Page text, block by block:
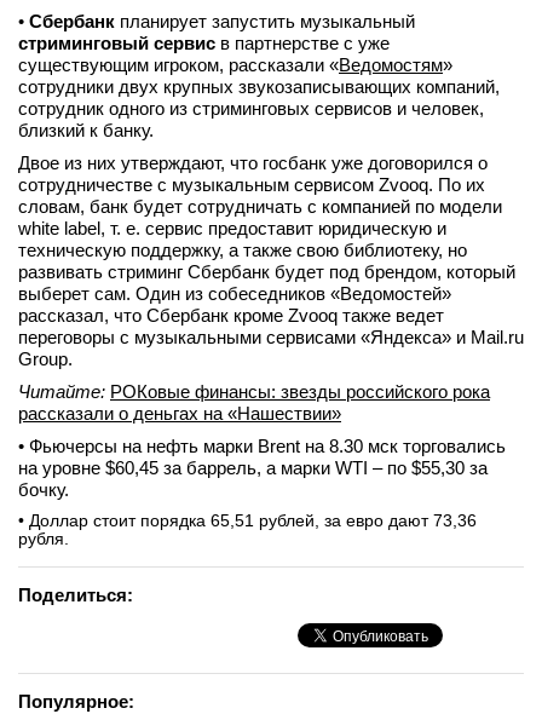
• Сбербанк планирует запустить музыкальный
стриминговый сервис в партнерстве с уже
существующим игроком, рассказали «Ведомостям»
сотрудники двух крупных звукозаписывающих компаний,
сотрудник одного из стриминговых сервисов и человек,
близкий к банку.
Двое из них утверждают, что госбанк уже договорился о
сотрудничестве с музыкальным сервисом Zvooq. По их
словам, банк будет сотрудничать с компанией по модели
white label, т. е. сервис предоставит юридическую и
техническую поддержку, а также свою библиотеку, но
развивать стриминг Сбербанк будет под брендом, который
выберет сам. Один из собеседников «Ведомостей»
рассказал, что Сбербанк кроме Zvooq также ведет
переговоры с музыкальными сервисами «Яндекса» и Mail.ru
Group.
Читайте: РОКовые финансы: звезды российского рока
рассказали о деньгах на «Нашествии»
• Фьючерсы на нефть марки Brent на 8.30 мск торговались
на уровне $60,45 за баррель, а марки WTI – по $55,30 за
бочку.
• Доллар стоит порядка 65,51 рублей, за евро дают 73,36
рубля.
Поделиться:
Популярное: